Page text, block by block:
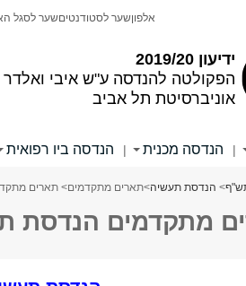
ידיעון 2019/20
הפקולטה להנדסה ע"ש איבי ואלדר
אוניברסיטת תל אביב
אלפוןשער לסטודנטיםשער לסגל
| הנדסה מכנית | הנדסה ביו רפואית
> הנדסת תעשיה>תארים מתקדמים> תארים
מתקדמים הנדסת